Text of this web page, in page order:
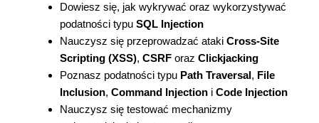
Dowiesz się, jak wykrywać oraz wykorzystywać
podatności typu SQL Injection
Nauczysz się przeprowadzać ataki Cross-Site
Scripting (XSS), CSRF oraz Clickjacking
Poznasz podatności typu Path Traversal, File
Inclusion, Command Injection i Code Injection
Nauczysz się testować mechanizmy